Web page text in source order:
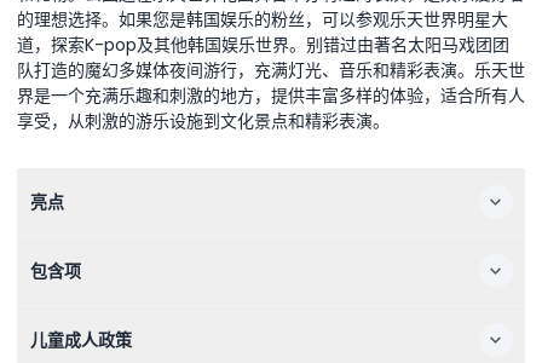
的理想选择。如果您是韩国娱乐的粉丝，可以参观乐天世界明星大
道，探索K-pop及其他韩国娱乐世界。别错过由著名太阳马戏团团
队打造的魔幻多媒体夜间游行，充满灯光、音乐和精彩表演。乐天世
界是一个充满乐趣和刺激的地方，提供丰富多样的体验，适合所有人
享受，从刺激的游乐设施到文化景点和精彩表演。
亮点
包含项
儿童成人政策